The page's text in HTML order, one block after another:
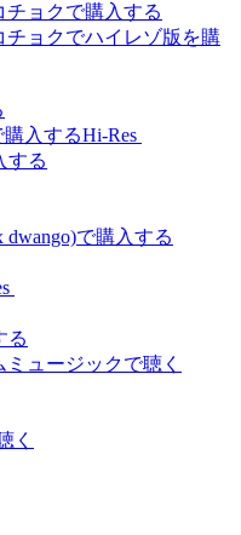
Hi-Res